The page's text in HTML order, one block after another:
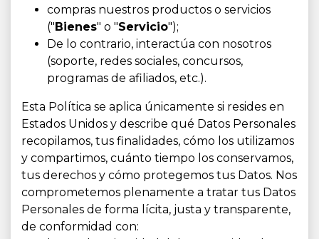
compras nuestros productos o servicios
("Bienes" o "Servicio");
De lo contrario, interactúa con nosotros
(soporte, redes sociales, concursos,
programas de afiliados, etc.).
Esta Política se aplica únicamente si resides en
Estados Unidos y describe qué Datos Personales
recopilamos, tus finalidades, cómo los utilizamos
y compartimos, cuánto tiempo los conservamos,
tus derechos y cómo protegemos tus Datos. Nos
comprometemos plenamente a tratar tus Datos
Personales de forma lícita, justa y transparente,
de conformidad con: